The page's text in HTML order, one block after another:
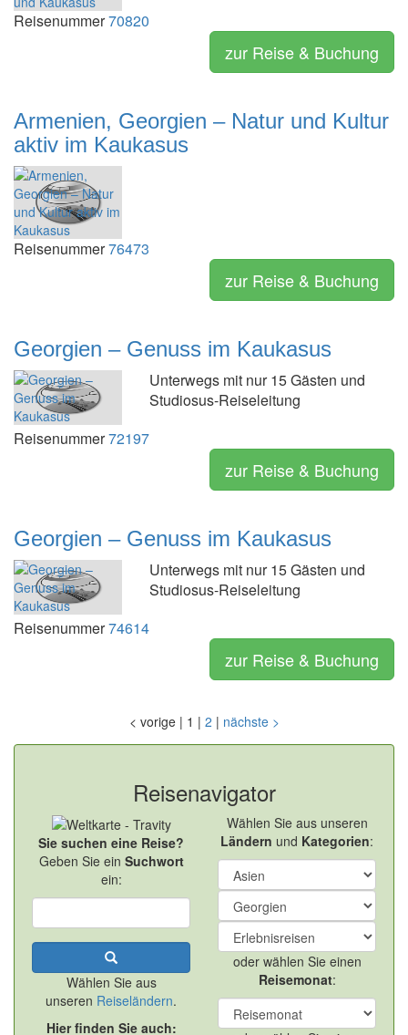
Reisenummer70820
zur Reise & Buchung
Armenien, Georgien – Natur und Kultur
aktiv im Kaukasus
Reisenummer76473
zur Reise & Buchung
Georgien – Genuss im Kaukasus
Unterwegs mit nur 15 Gästen und
Studiosus-Reiseleitung
Reisenummer72197
zur Reise & Buchung
Georgien – Genuss im Kaukasus
Unterwegs mit nur 15 Gästen und
Studiosus-Reiseleitung
Reisenummer74614
zur Reise & Buchung
< vorige | 1 | 2 | nächste >
Reisenavigator
Sie suchen eine Reise?
Geben Sie ein Suchwort
ein:
Wählen Sie aus
unseren Reiseländern.
Hier finden Sie auch:
Wählen Sie aus unseren
Ländern und Kategorien:
oder wählen Sie einen
Reisemonat: